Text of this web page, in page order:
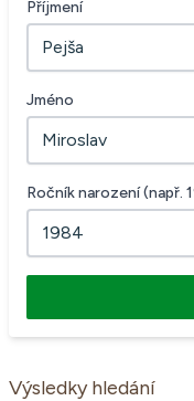
Příjmení
Jméno
Ročník narození (např.
Výsledky hledání